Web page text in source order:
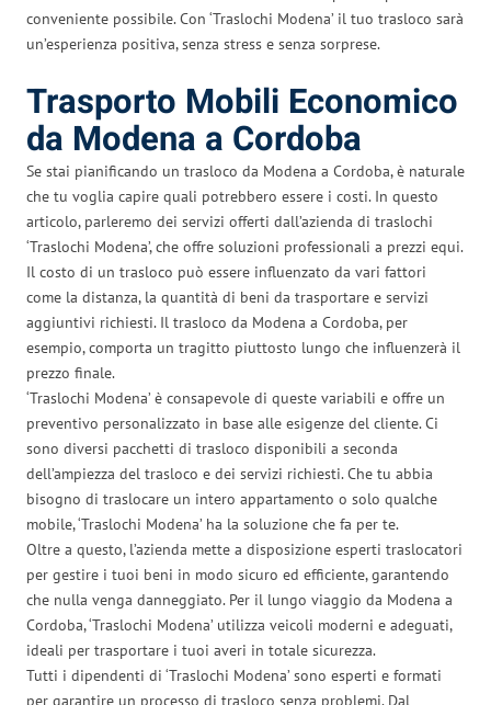
conveniente possibile. Con ‘Traslochi Modena’ il tuo trasloco sarà
un’esperienza positiva, senza stress e senza sorprese.
Trasporto Mobili Economico
da Modena a Cordoba
Se stai pianificando un trasloco da Modena a Cordoba, è naturale
che tu voglia capire quali potrebbero essere i costi. In questo
articolo, parleremo dei servizi offerti dall’azienda di traslochi
‘Traslochi Modena’, che offre soluzioni professionali a prezzi equi.
Il costo di un trasloco può essere influenzato da vari fattori
come la distanza, la quantità di beni da trasportare e servizi
aggiuntivi richiesti. Il trasloco da Modena a Cordoba, per
esempio, comporta un tragitto piuttosto lungo che influenzerà il
prezzo finale.
‘Traslochi Modena’ è consapevole di queste variabili e offre un
preventivo personalizzato in base alle esigenze del cliente. Ci
sono diversi pacchetti di trasloco disponibili a seconda
dell’ampiezza del trasloco e dei servizi richiesti. Che tu abbia
bisogno di traslocare un intero appartamento o solo qualche
mobile, ‘Traslochi Modena’ ha la soluzione che fa per te.
Oltre a questo, l’azienda mette a disposizione esperti traslocatori
per gestire i tuoi beni in modo sicuro ed efficiente, garantendo
che nulla venga danneggiato. Per il lungo viaggio da Modena a
Cordoba, ‘Traslochi Modena’ utilizza veicoli moderni e adeguati,
ideali per trasportare i tuoi averi in totale sicurezza.
Tutti i dipendenti di ‘Traslochi Modena’ sono esperti e formati
per garantire un processo di trasloco senza problemi. Dal